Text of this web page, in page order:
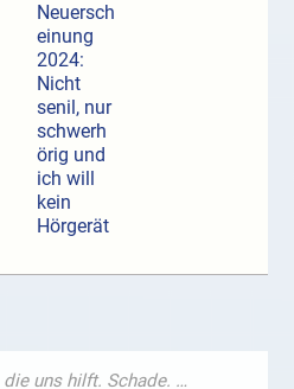
Neuersch
einung
2024:
Nicht
senil, nur
schwerh
örig und
ich will
kein
Hörgerät